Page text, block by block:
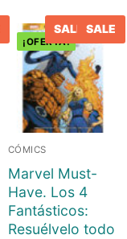
¡OFERTA!
CÓMICS
SALE SALE
Marvel Must-
Have. Los 4
Fantásticos:
Resuélvelo todo